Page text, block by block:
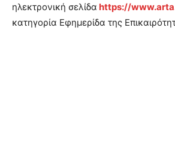
ηλεκτρονική σελίδα https://
κατηγορία Εφημερίδα της